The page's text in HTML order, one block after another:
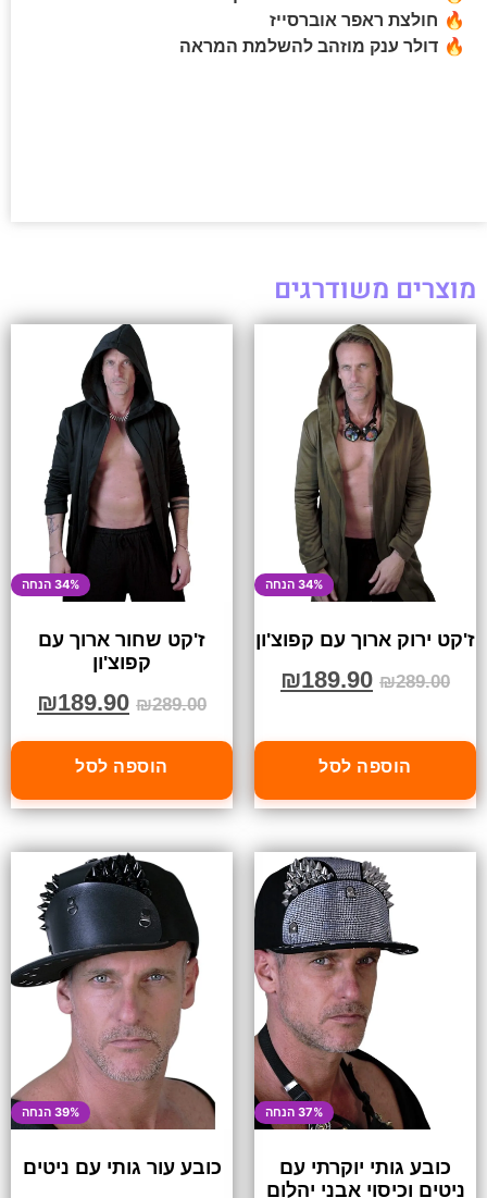
🔥 חולצת ראפר אוברסייז
🔥 דולר ענק מוזהב להשלמת המראה
מוצרים משודרגים
34% הנחה
ז'קט ירוק ארוך עם קפוצ'ון
₪289.00
₪189.90
הוספה לסל
34% הנחה
ז'קט שחור ארוך עם
קפוצ'ון
₪289.00
₪189.90
הוספה לסל
37% הנחה
כובע גותי יוקרתי עם
ניטים וכיסוי אבני יהלום
39% הנחה
כובע עור גותי עם ניטים